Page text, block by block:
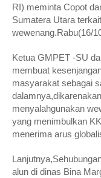
RI) meminta Copot
Sumatera Utara
wewenang.Rabu(16/
Ketua GMPET -SU
membuat
masyarakat sebagai
menyalahgunakan
yang menimbulkan
menerima arus
alun di dinas Bina